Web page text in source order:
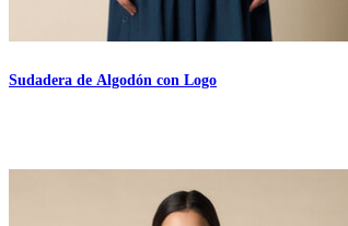
Sudadera de Algodón con Logo